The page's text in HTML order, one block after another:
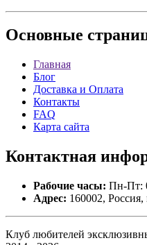
Основные
Главная
Блог
Доставка и Оплата
Контакты
FAQ
Карта сайта
Контактная
Рабочие часы: Пн-Пт:
Адрес: 160002, Россия,
Клуб любителей